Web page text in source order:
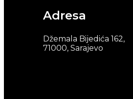
Adresa
Džemala Bijedića 162,
71000, Sarajevo